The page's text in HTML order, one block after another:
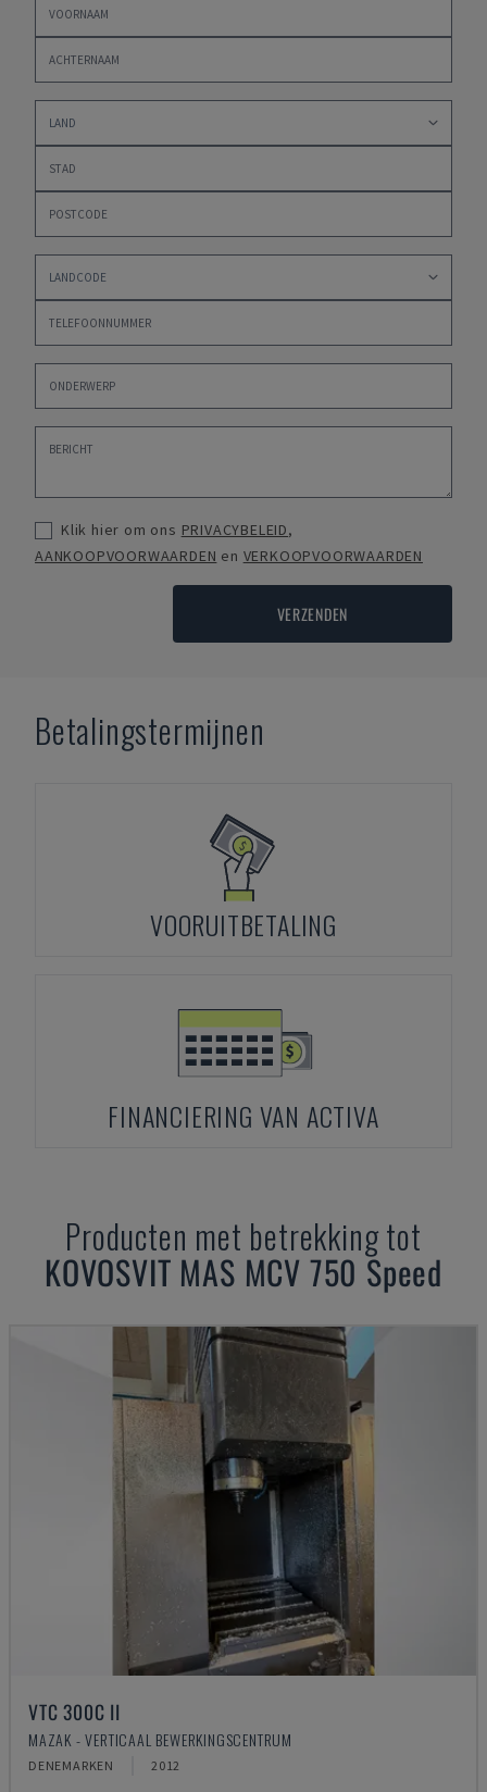
Klik hier om ons PRIVACYBELEID,
AANKOOPVOORWAARDEN en VERKOOPVOORWAARDEN
VERZENDEN
Betalingstermijnen
VOORUITBETALING
FINANCIERING VAN ACTIVA
Producten met betrekking tot
KOVOSVIT MAS MCV 750 Speed
VTC 300C II
MAZAK - VERTICAAL BEWERKINGSCENTRUM
DENEMARKEN 2012